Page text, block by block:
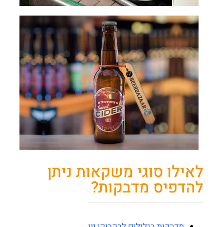
לאילו סוגי משקאות ניתן
להדפיס מדבקות?